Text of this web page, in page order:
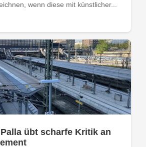
wenn diese mit künstlicher...
übt scharfe Kritik an